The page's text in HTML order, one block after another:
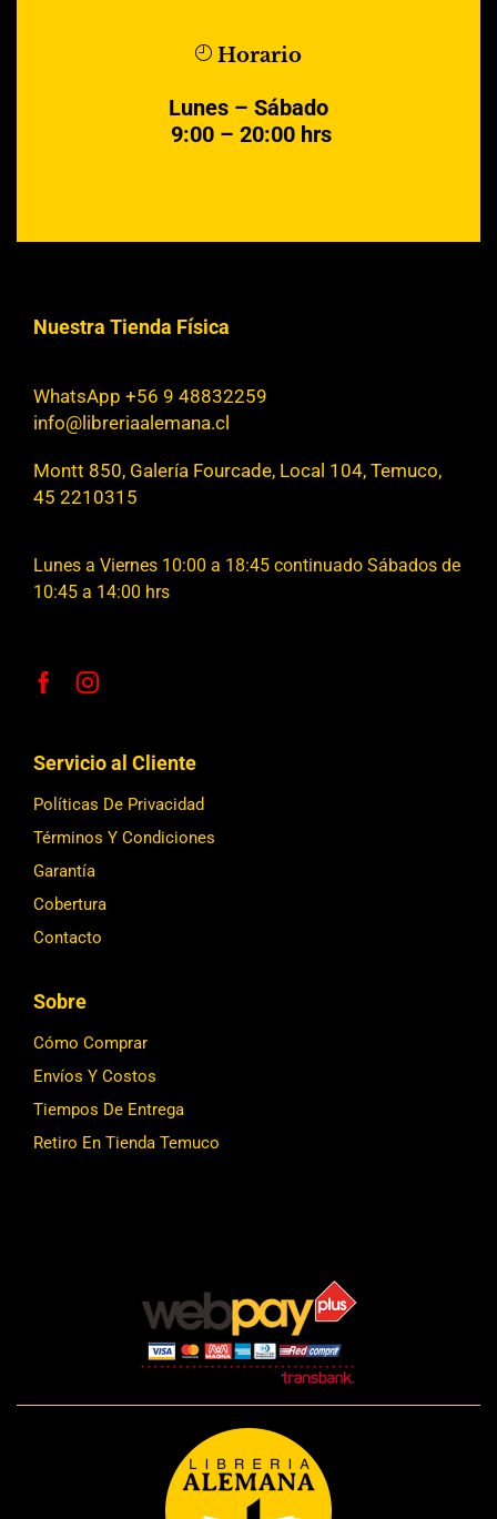
Horario
Lunes – Sábado
9:00 – 20:00 hrs
Nuestra Tienda Física
WhatsApp +56 9 48832259
info@libreriaalemana.cl
Montt 850, Galería Fourcade, Local 104, Temuco,
45 2210315
Lunes a Viernes 10:00 a 18:45 continuado Sábados de
10:45 a 14:00 hrs
Servicio al Cliente
Políticas De Privacidad
Términos Y Condiciones
Garantía
Cobertura
Contacto
Sobre
Cómo Comprar
Envíos Y Costos
Tiempos De Entrega
Retiro En Tienda Temuco